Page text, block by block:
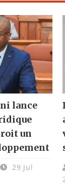
lance
un
29 Jul